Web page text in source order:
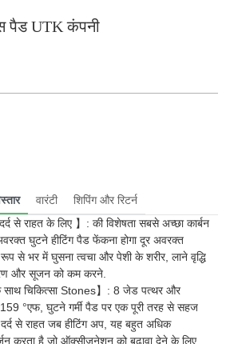
पैड UTK कंपनी
वारंटी
शिपिंग और रिटर्न
से राहत के लिए 】: की विशेषता सबसे अच्छा कार्बन
घुटने हीटिंग पैड फेंकना होगा दूर अवरक्त
से भर में घुसना त्वचा और पेशी के शरीर, लाने वृद्धि
और सूजन को कम करने.
साथ चिकित्सा Stones】: 8 जेड पत्थर और
°एफ, घुटने गर्मी पैड पर एक पूरी तरह से सहज
से राहत जब हीटिंग अप, यह बहुत अधिक
करता है जो ऑक्सीजनेशन को बढ़ावा देने के लिए